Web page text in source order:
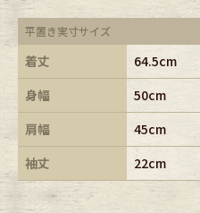
平置き実寸サイズ
着丈
64.5cm
身幅
50cm
肩幅
45cm
袖丈
22cm